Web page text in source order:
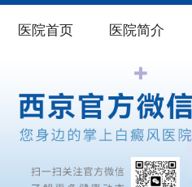
医院首页 医院简介